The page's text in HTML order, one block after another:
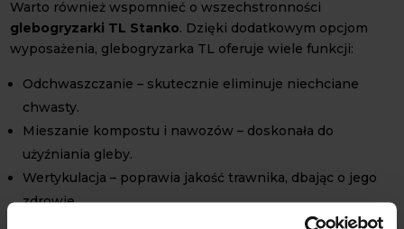
Warto również wspomnieć o wszechstronności
glebogryzarki TL Stanko. Dzięki dodatkowym opcjom
wyposażenia, glebogryzarka TL oferuje wiele funkcji:
Odchwaszczanie – skutecznie eliminuje niechciane
chwasty.
Mieszanie kompostu i nawozów – doskonała do
użyźniania gleby.
Wertykulacja – poprawia jakość trawnika, dbając o jego
zdrowie.
Przycinanie brzegów – estetyczne wykończenie ogrodu.